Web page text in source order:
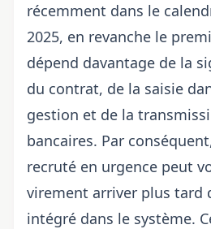
récemment dans le
2025, en revanche le
dépend davantage de la
du contrat, de la saisie
gestion et de la
bancaires. Par
recruté en urgence peut
virement arriver plus tard
intégré dans le système.